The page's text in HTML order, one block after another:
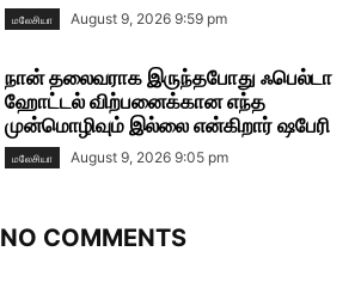
மலேசியா August 9, 2026 9:59 pm
நான் தலைவராக இருந்தபோது ஃபெல்டா
ஹோட்டல் விற்பனைக்கான எந்த
முன்மொழிவும் இல்லை என்கிறார் ஷபேரி
மலேசியா August 9, 2026 9:05 pm
NO COMMENTS